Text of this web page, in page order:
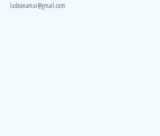
ludeanamur@gmail.com